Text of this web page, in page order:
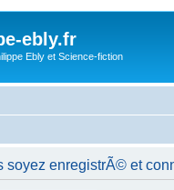
ebly.fr
Ebly et Science-fiction
soyez enregistrÃ© et